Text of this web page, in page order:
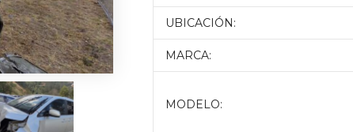
UBICACIÓN:
MARCA:
MODELO: